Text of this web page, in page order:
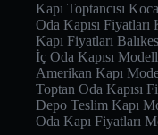
Kapı Toptancısı
Oda Kapısı Fiyatları
Kapı Fiyatları
İç Oda Kapısı
Amerikan Kapı
Toptan Oda Kapısı
Depo Teslim Kapı
Oda Kapı Fiyatları